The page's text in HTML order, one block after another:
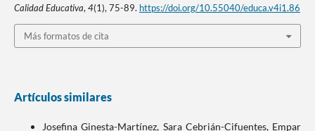
Calidad Educativa, 4(1), 75-89. https://doi.org/10.55040/educa.v4i1.86
Más formatos de cita
Artículos similares
Josefina Ginesta-Martínez, Sara Cebrián-Cifuentes, Empar